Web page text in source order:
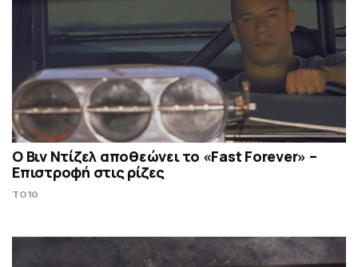
Ο Βιν Ντίζελ αποθεώνει το «Fast Forever» –
Επιστροφή στις ρίζες
TO10